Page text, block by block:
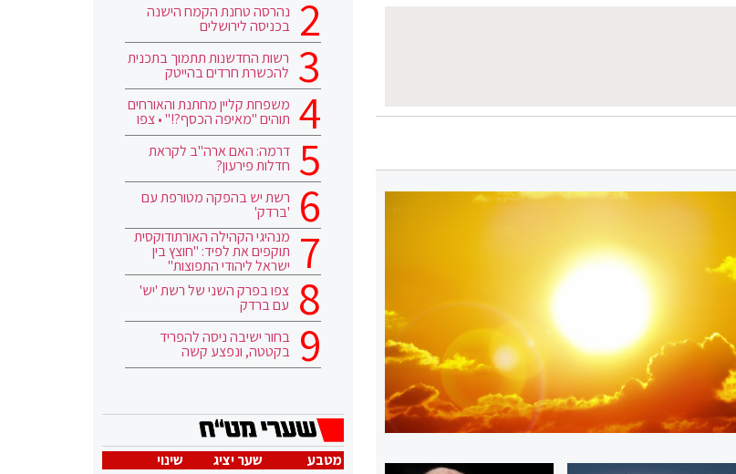
נהרסה טחנת הקמח הישנה
בכניסה לירושלים
רשות החדשנות תתמוך בתכנית
להכשרת חרדים בהייטק
משפחת קליין מחתנת והאורחים
תוהים "מאיפה הכסף?!" • צפו
דרמה: האם ארה"ב לקראת
חדלות פירעון?
רשת יש בהפקה מטורפת עם
'ברדק'
מנהיגי הקהילה האורתודוקסית
תוקפים את לפיד: "חוצץ בין
ישראל ליהודי התפוצות"
צפו בפרק השני של רשת 'יש'
עם ברדק
בחור ישיבה ניסה להפריד
בקטטה, ונפצע קשה
מטבע שער יציג
שינוי